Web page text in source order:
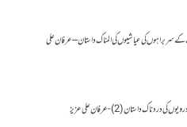
کے سربراہوں کی عیاشیوں کی المناک داستان – عرفان علی
ناک داستان (2)- عرفان علی عزیز